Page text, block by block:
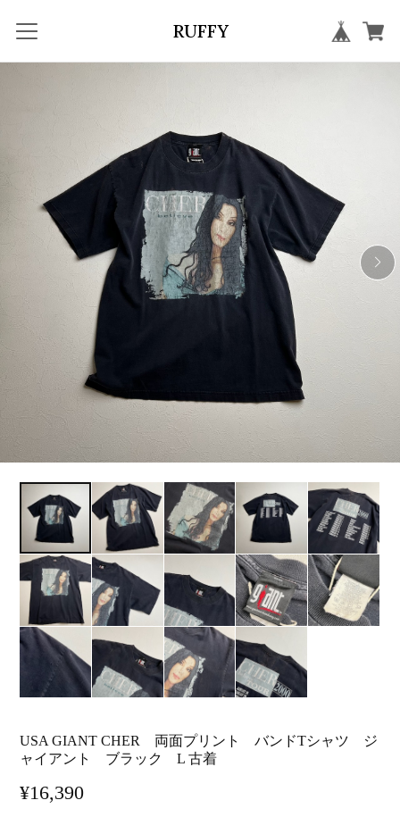
RUFFY
USA GIANT CHER 両面プリント バンドTシャツ ジ
ャイアント ブラック L 古着
¥16,390